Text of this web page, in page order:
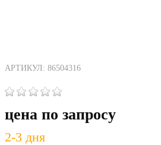
АРТИКУЛ: 86504316
цена по запросу
2-3 дня